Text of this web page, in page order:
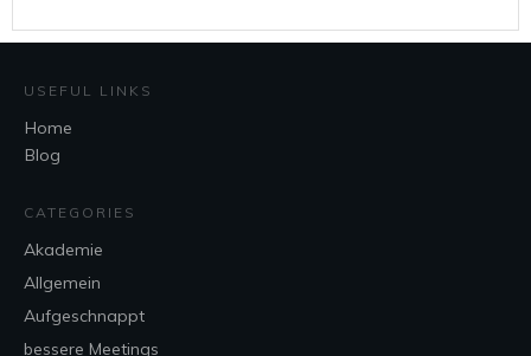
USEFUL LINKS
Home
Blog
CATEGORIES
Akademie
Allgemein
Aufgeschnappt
bessere Meetings